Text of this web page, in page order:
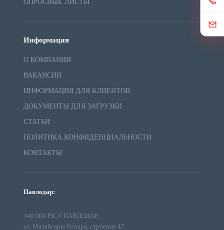
ОПРОСНЫЕ ЛИСТЫ
Информация
О КОМПАНИИ
ВАКАНСИИ
ИНФОРМАЦИЯ ДЛЯ КЛИЕНТОВ
ДОКУМЕНТЫ ДЛЯ ЗАГРУЗКИ
СТАТЬИ
ПОЛИТИКА КОНФИДЕНЦИАЛЬНОСТИ
КОНТАКТЫ
Павлодар:
140 000 РК, Г.ПАВЛОДАР,
ул. Малайсары батыра, строение 47